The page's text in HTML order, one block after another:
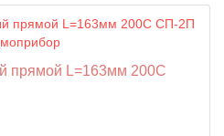
прямой L=163мм 200C